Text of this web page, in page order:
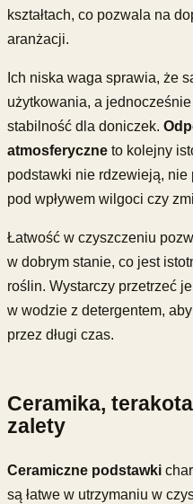
kształtach, co pozwala na
aranżacji.
Ich niska waga sprawia, że
użytkowania, a
stabilność dla doniczek.
atmosferyczne to kolejny
podstawki nie rdzewieją,
pod wpływem wilgoci czy
Łatwość w czyszczeniu
w dobrym stanie, co jest
roślin. Wystarczy przetrzeć
w wodzie z detergentem,
przez długi czas.
Ceramika,
zalety
Ceramiczne podstawki
są łatwe w utrzymaniu w